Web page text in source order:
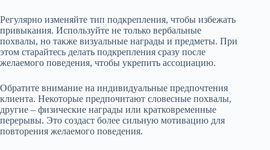
Регулярно изменяйте тип подкрепления, чтобы избежать
привыкания. Используйте не только вербальные
похвалы, но также визуальные награды и предметы. При
этом старайтесь делать подкрепления сразу после
желаемого поведения, чтобы укрепить ассоциацию.
Обратите внимание на индивидуальные предпочтения
клиента. Некоторые предпочитают словесные похвалы,
другие – физические награды или кратковременные
перерывы. Это создаст более сильную мотивацию для
повторения желаемого поведения.